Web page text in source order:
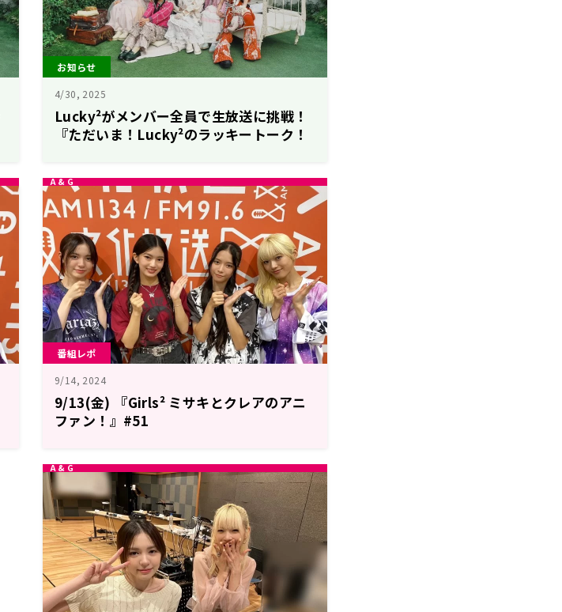
お知らせ
4/30, 2025
Lucky²がメンバー全員で生放送に挑戦！
『ただいま！Lucky²のラッキートーク！
番組レポ
9/14, 2024
9/13(金) 『Girls² ミサキとクレアのアニ
ファン！』#51